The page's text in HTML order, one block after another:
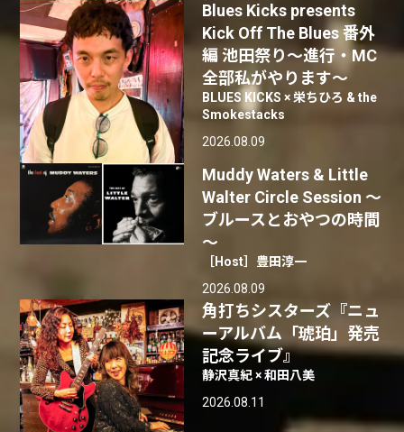
Blues Kicks presents
Kick Off The Blues 番外
編 池田祭り〜進行・MC
全部私がやります〜
BLUES KICKS × 栄ちひろ & the
Smokestacks
2026.08.09
Muddy Waters & Little
Walter Circle Session ～
ブルースとおやつの時間
～
［Host］豊田淳一
2026.08.09
角打ちシスターズ『ニュ
ーアルバム「琥珀」発売
記念ライブ』
静沢真紀 × 和田八美
2026.08.11